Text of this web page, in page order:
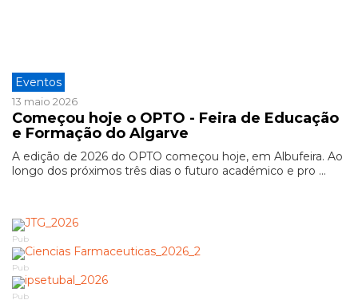
Eventos
13 maio 2026
Começou hoje o OPTO - Feira de Educação
e Formação do Algarve
A edição de 2026 do OPTO começou hoje, em Albufeira. Ao
longo dos próximos três dias o futuro académico e pro ...
Pub
Pub
Pub